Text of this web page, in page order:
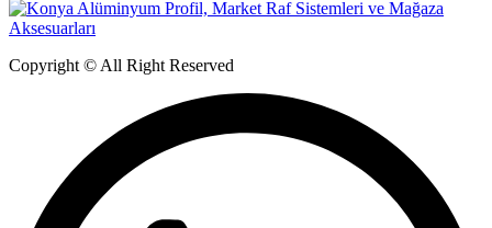
Copyright © All Right Reserved